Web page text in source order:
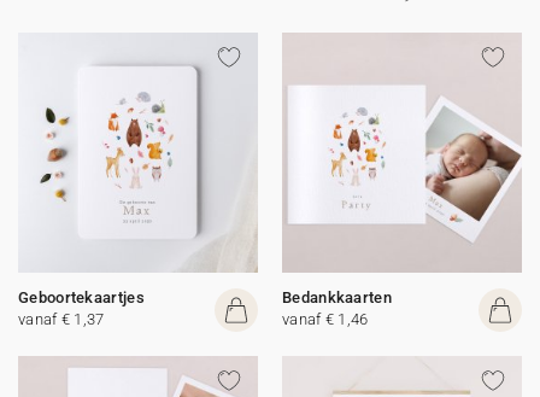
Geboortekaartjes
vanaf € 1,37
Bedankkaarten
vanaf € 1,46